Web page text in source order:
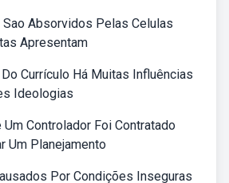
Absorvidos Pelas Celulas
Apresentam
Currículo Há Muitas Influências
Ideologias
Um Controlador Foi Contratado
Um Planejamento
Por Condições Inseguras